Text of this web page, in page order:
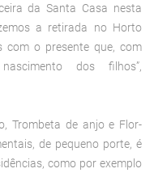
da Santa Casa nesta
a retirada no Horto
com o presente que, com
dos filhos”,
Trombeta de anjo e Flor-
de pequeno porte, é
como por exemplo